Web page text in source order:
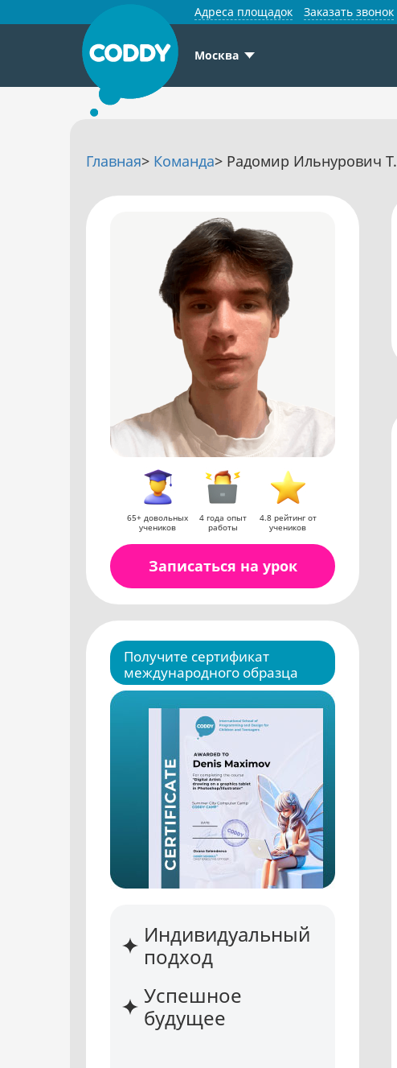
Адреса площадок Заказать звонок
Москва
Главная> Команда> Радомир Ильнурович Т.
65+ довольных
учеников
4 года опыт
работы
4.8 рейтинг от
учеников
Записаться на урок
Получите сертификат
международного образца
Индивидуальный
подход
Успешное
будущее